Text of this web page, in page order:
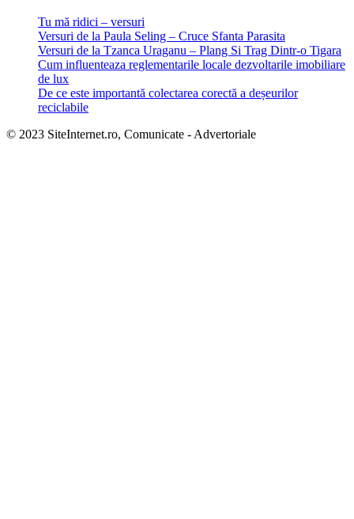
Tu mă ridici – versuri
Versuri de la Paula Seling – Cruce Sfanta Parasita
Versuri de la Tzanca Uraganu – Plang Si Trag Dintr-o Tigara
Cum influenteaza reglementarile locale dezvoltarile imobiliare
de lux
De ce este importantă colectarea corectă a deșeurilor
reciclabile
© 2023 SiteInternet.ro, Comunicate - Advertoriale